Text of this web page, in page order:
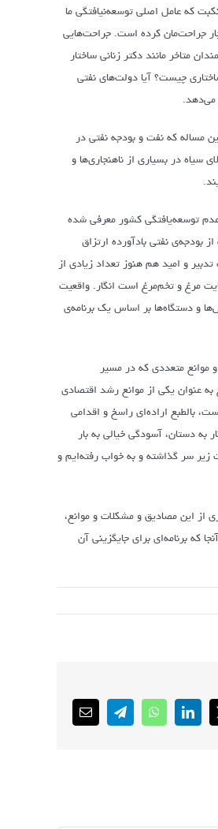
که عامل اصلی توسعه‌نیافتگی ما
جراحت‌مان کرده است. جراحت‌هایی
متاخر مانند دکتر زنانی ساختار
چیست؟ آیا دولت‌های نفتی
می‌دهد.
مساله که نفت و بودجه نفتی در
در بسیاری از ناهنجاری‌ها و
توسعه‌یافتگی کشور معرفی شده
نفتی بادآورده ارتزاق
و امید هم هنوز تعداد زیادی از
مرغ و تخم‌مرغ است انگار. واقعیت
و دستگاه‌ها بر اساس یک برنامه‌ی
موانع متعددی که در مسیر
عنوان یکی از موانع رشد اقتصادی
بالطبع اراده‌ای راسخ و اقدامی
دستان، آسودگی خیالی به بار
سر گذاشته و به خواب رفته‌ایم و
از این مصادیق و مشکلات و موانع،
که برنامه‌ای برای جایگزینی آن
X
LinkedIn
WhatsApp
Telegram
Email